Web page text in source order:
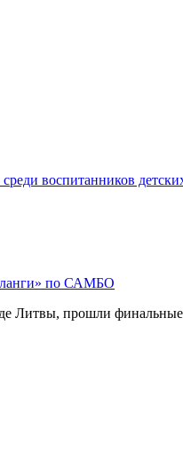
воспитанников
по САМБО
Литвы, прошли